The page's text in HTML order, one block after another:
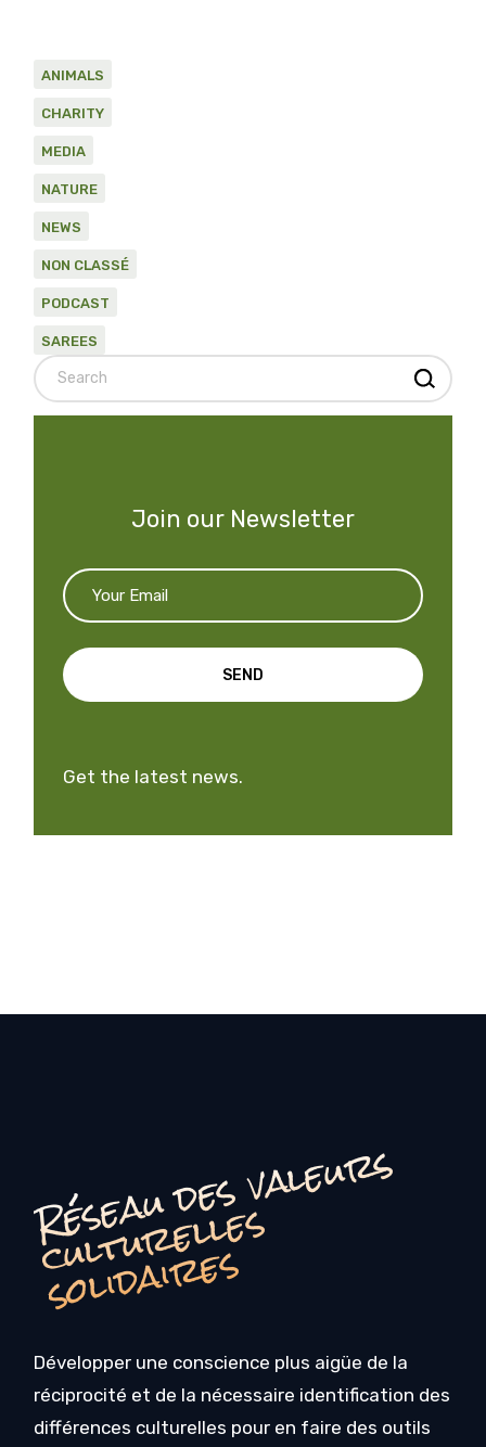
ANIMALS
CHARITY
MEDIA
NATURE
NEWS
NON CLASSÉ
PODCAST
SAREES
Search
Join our Newsletter
SEND
Get the latest news.
R
é
s
e
a
u
d
e
s
v
a
l
e
u
r
s
c
u
l
t
u
r
e
l
l
e
s
s
o
li
d
ai
r
e
s
Développer une conscience plus aigüe de la
réciprocité et de la nécessaire identification des
différences culturelles pour en faire des outils